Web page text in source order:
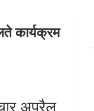
कार्यक्रम
अप्रैल